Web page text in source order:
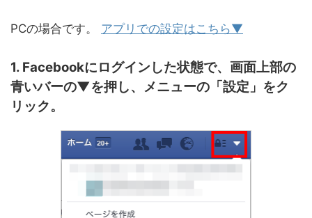
PCの場合です。 アプリでの設定はこちら▼
1. Facebookにログインした状態で、画面上部の
青いバーの▼を押し、メニューの「設定」をク
リック。